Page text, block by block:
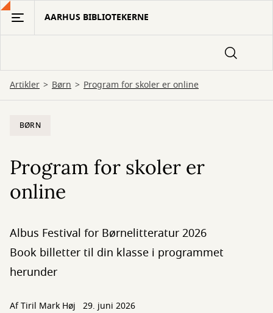
Gå
hovedindhold
AARHUS BIBLIOTEKERNE
Artikler Børn Program for skoler er online
BØRN
Program for skoler er
online
Albus Festival for Børnelitteratur 2026
Book billetter til din klasse i programmet
herunder
AfTiril Mark Høj 29. juni 2026